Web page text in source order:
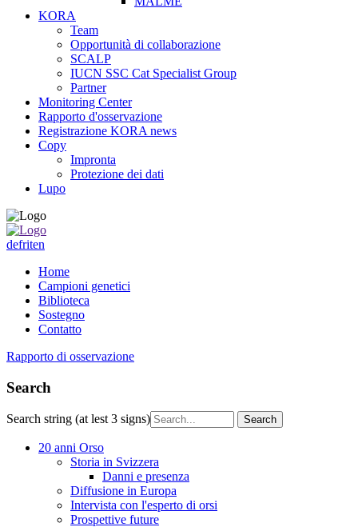
KORA
Team
Opportunità di collaborazione
SCALP
IUCN SSC Cat Specialist Group
Partner
Monitoring Center
Rapporto d'osservazione
Registrazione KORA news
Copy
Impronta
Protezione dei dati
Lupo
defriten
Home
Campioni genetici
Biblioteca
Sostegno
Contatto
Rapporto di osservazione
Search
Search string (at lest 3 signs)
20 anni Orso
Storia in Svizzera
Danni e presenza
Diffusione in Europa
Intervista con l'esperto di orsi
Prospettive future